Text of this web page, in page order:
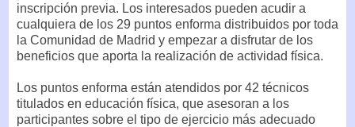
inscripción previa. Los interesados pueden acudir a
cualquiera de los 29 puntos enforma distribuidos por toda
la Comunidad de Madrid y empezar a disfrutar de los
beneficios que aporta la realización de actividad física.
Los puntos enforma están atendidos por 42 técnicos
titulados en educación física, que asesoran a los
participantes sobre el tipo de ejercicio más adecuado